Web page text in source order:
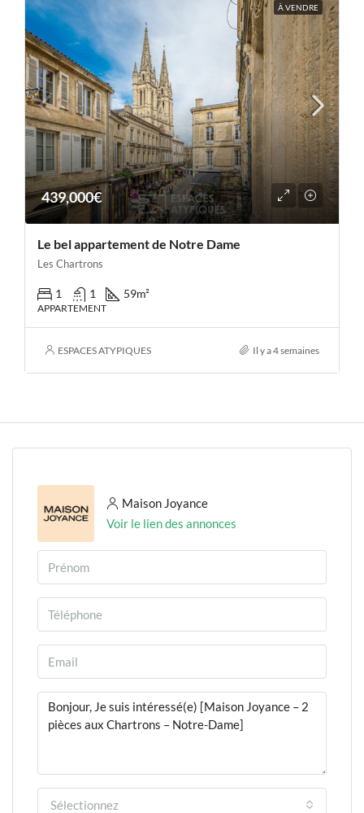
À VENDRE
439,000€
Le bel appartement de Notre Dame
Les Chartrons
1 1 59m²
APPARTEMENT
ESPACES ATYPIQUES Il y a 4 semaines
Maison Joyance
Voir le lien des annonces
Sélectionnez